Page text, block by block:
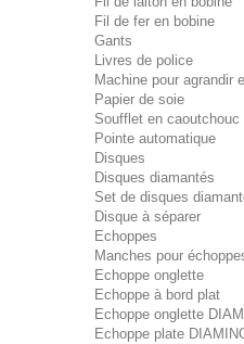
Fil de fer en bobine
Gants
Livres de police
Machine pour agrandir
Papier de soie
Soufflet en caoutchouc
Pointe automatique
Disques
Disques diamantés
Set de disques
Disque à séparer
Echoppes
Manches pour
Echoppe onglette
Echoppe à bord plat
Echoppe onglette
Echoppe plate